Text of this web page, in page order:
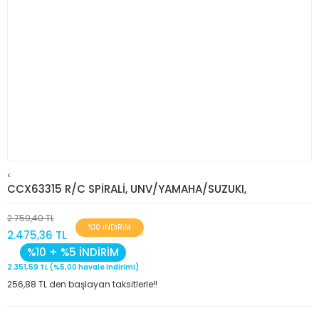
<
CCX63315 R/C SPİRALİ, UNV/YAMAHA/SUZUKI,
2.750,40 TL
2.475,36 TL
%10 İNDİRİM
%10 + %5 İNDİRİM
2.351,59 TL (%5,00 havale indirimi)
256,88 TL den başlayan taksitlerle!!